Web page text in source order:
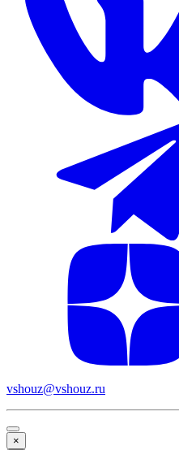
vshouz@vshouz.ru
×